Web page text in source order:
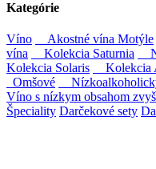
Kategórie
Víno Akostné vína Motýle
vína
Kolekcia Saturnia
Kolekcia Solaris
Kolekcia
Omšové
Víno s nízkym obsahom
Špeciality Darčekové sety